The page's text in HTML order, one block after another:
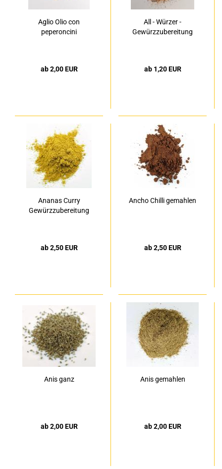
Aglio Olio con
peperoncini
ab 2,00 EUR
All - Würzer -
Gewürzzubereitung
ab 1,20 EUR
Ananas Curry
Gewürzzubereitung
ab 2,50 EUR
Ancho Chilli gemahlen
ab 2,50 EUR
Anis ganz
ab 2,00 EUR
Anis gemahlen
ab 2,00 EUR